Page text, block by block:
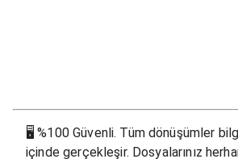
🖥%100 Güvenli. Tüm dönüşümler
içinde gerçekleşir. Dosyalarınız